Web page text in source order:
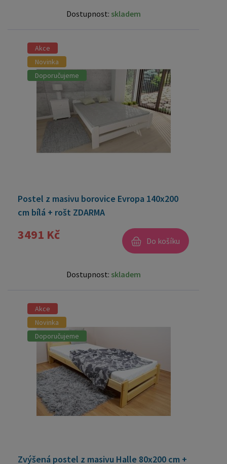
Dostupnost: skladem
Akce
Novinka
Doporučujeme
Postel z masivu borovice Evropa 140x200
cm bílá + rošt ZDARMA
3491 Kč Do košíku
Dostupnost: skladem
Akce
Novinka
Doporučujeme
Zvýšená postel z masivu Halle 80x200 cm +